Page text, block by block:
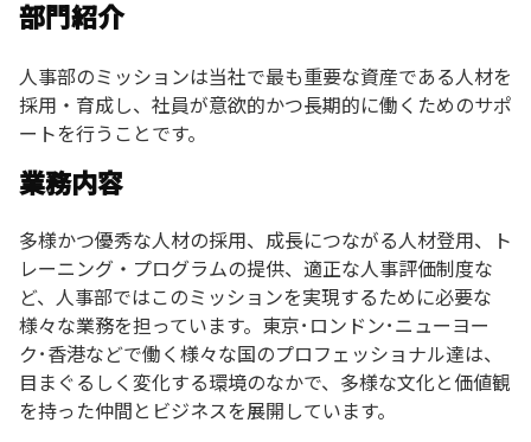
部門紹介
人事部のミッションは当社で最も重要な資産である人材を
採用・育成し、社員が意欲的かつ長期的に働くためのサポ
ートを行うことです。
業務内容
多様かつ優秀な人材の採用、成長につながる人材登用、ト
レーニング・プログラムの提供、適正な人事評価制度な
ど、人事部ではこのミッションを実現するために必要な
様々な業務を担っています。東京･ロンドン･ニューヨー
ク･香港などで働く様々な国のプロフェッショナル達は、
目まぐるしく変化する環境のなかで、多様な文化と価値観
を持った仲間とビジネスを展開しています。